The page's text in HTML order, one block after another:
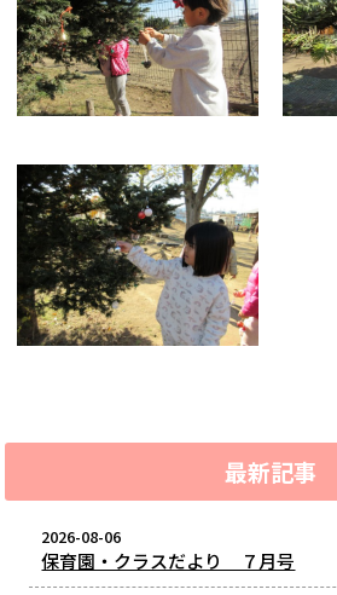
最新記事
2026-08-06
保育園・クラスだより ７月号